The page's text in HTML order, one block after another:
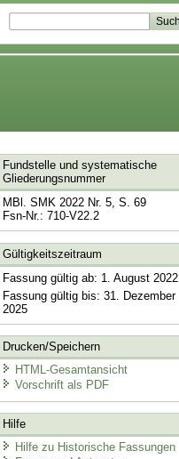
Fundstelle und systematische
Gliederungsnummer
MBl. SMK 2022 Nr. 5, S. 69
Fsn-Nr.: 710-V22.2
Gültigkeitszeitraum
Fassung gültig ab: 1. August 2022
Fassung gültig bis: 31. Dezember
2025
Drucken/Speichern
HTML-Gesamtansicht
Vorschrift als PDF
Hilfe
Hilfe zu Historische Fassungen